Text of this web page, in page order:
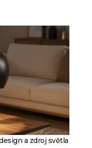
a zdroj světla